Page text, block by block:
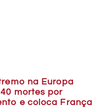
na Europa
mortes por
e coloca França